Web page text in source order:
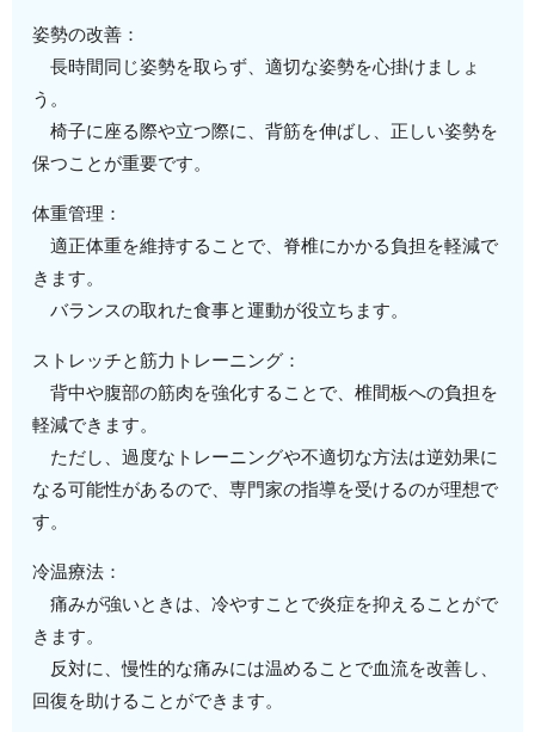
姿勢の改善：
長時間同じ姿勢を取らず、適切な姿勢を心掛けましょ
う。
椅子に座る際や立つ際に、背筋を伸ばし、正しい姿勢を
保つことが重要です。
体重管理：
適正体重を維持することで、脊椎にかかる負担を軽減で
きます。
バランスの取れた食事と運動が役立ちます。
ストレッチと筋力トレーニング：
背中や腹部の筋肉を強化することで、椎間板への負担を
軽減できます。
ただし、過度なトレーニングや不適切な方法は逆効果に
なる可能性があるので、専門家の指導を受けるのが理想で
す。
冷温療法：
痛みが強いときは、冷やすことで炎症を抑えることがで
きます。
反対に、慢性的な痛みには温めることで血流を改善し、
回復を助けることができます。